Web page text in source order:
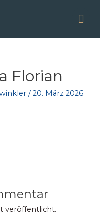
Florian
/ 20. März 2026
veröffentlicht.